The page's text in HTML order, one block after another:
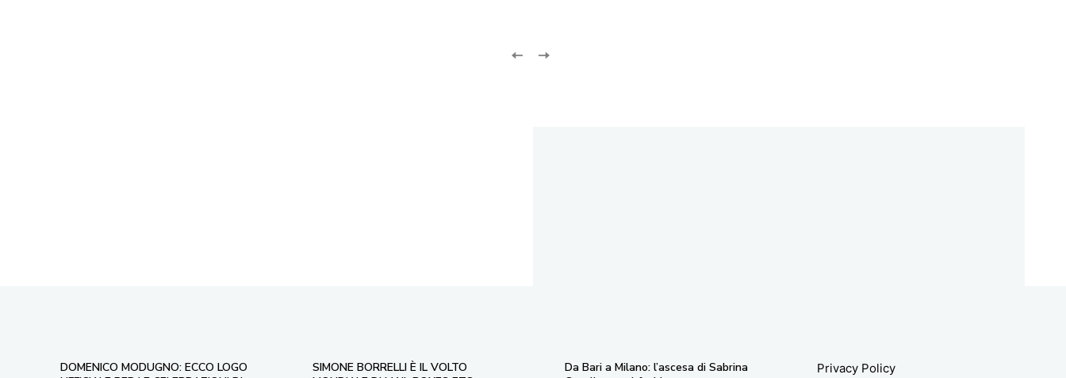
DOMENICO MODUGNO: ECCO LOGO
SIMONE BORRELLI È IL VOLTO
Da Bari a Milano: l’ascesa di Sabrina
Privacy Policy